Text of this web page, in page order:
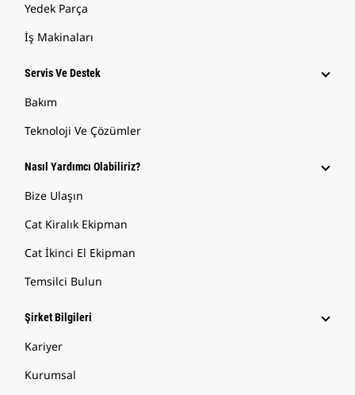
Yedek Parça
İş Makinaları
Servis Ve Destek
Bakım
Teknoloji Ve Çözümler
Nasıl Yardımcı Olabiliriz?
Bize Ulaşın
Cat Kiralık Ekipman
Cat İkinci El Ekipman
Temsilci Bulun
Şirket Bilgileri
Kariyer
Kurumsal